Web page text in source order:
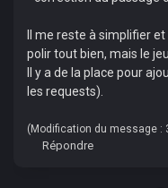
Il me reste à simplifier
polir tout bien, mais le
Il y a de la place pour
les requests).
(Modification du message :
Répondre